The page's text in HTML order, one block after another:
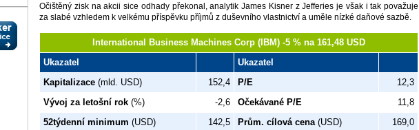
Očištěný zisk na akcii sice odhady překonal, analytik James Kisner z Jefferies je však i tak považuje
za slabé vzhledem k velkému příspěvku příjmů z duševního vlastnictví a uměle nízké daňové sazbě.
International Business Machines Corp (IBM) -5 % na 161,48 USD
Ukazatel
Ukazatel
Kapitalizace (mld. USD) 152,4 P/E
12,3
Vývoj za letošní rok (%) -2,6 Očekávané P/E
11,8
52týdenní minimum (USD) 142,5 Prům. cílová cena (USD)
169,0